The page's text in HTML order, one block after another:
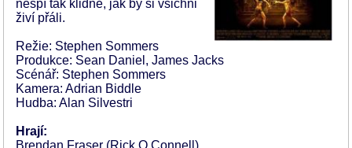
nespí tak klidně, jak by si všichni
živí přáli.
Režie: Stephen Sommers
Produkce: Sean Daniel, James Jacks
Scénář: Stephen Sommers
Kamera: Adrian Biddle
Hudba: Alan Silvestri
Hrají:
Brendan Fraser (Rick O Connell)